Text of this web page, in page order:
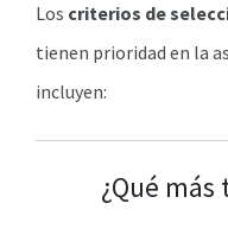
Los criterios de
tienen prioridad en la
incluyen:
¿Qué